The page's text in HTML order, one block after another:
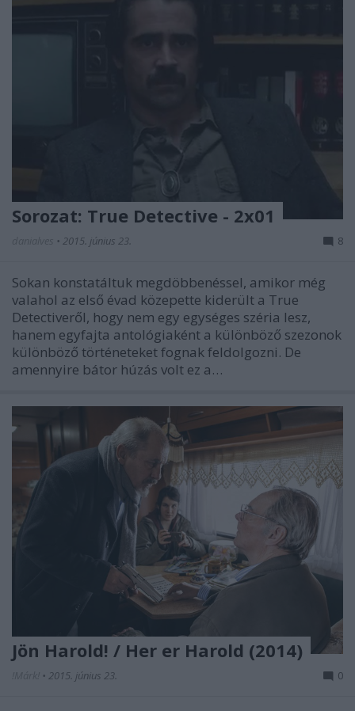
Sorozat: True Detective - 2x01
• 2015. június 23. 8
Sokan konstatáltuk megdöbbenéssel, amikor még
valahol az első évad közepette kiderült a True
Detectiveről, hogy nem egy egységes széria lesz,
hanem egyfajta antológiaként a különböző szezonok
különböző történeteket fognak feldolgozni. De
amennyire bátor húzás volt ez a…
Jön Harold! / Her er Harold (2014)
• 2015. június 23. 0